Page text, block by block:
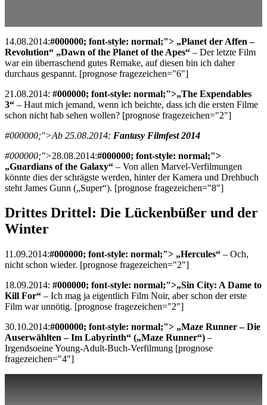
14.08.2014:#000000; font-style: normal;"> „Planet der Affen –
Revolution“ „Dawn of the Planet of the Apes“ – Der letzte Film
war ein überraschend gutes Remake, auf diesen bin ich daher
durchaus gespannt. [prognose fragezeichen="6"]
21.08.2014: #000000; font-style: normal;">„The Expendables
3“ – Haut mich jemand, wenn ich beichte, dass ich die ersten Filme
schon nicht hab sehen wollen? [prognose fragezeichen="2"]
#000000;">Ab 25.08.2014: Fantasy Filmfest 2014
#000000;">28.08.2014:#000000; font-style: normal;">
„Guardians of the Galaxy“ – Von allen Marvel-Verfilmungen
könnte dies der schrägste werden, hinter der Kamera und Drehbuch
steht James Gunn („Super“). [prognose fragezeichen="8"]
Drittes Drittel: Die Lückenbüßer und der
Winter
11.09.2014:#000000; font-style: normal;"> „Hercules“ – Och,
nicht schon wieder. [prognose fragezeichen="2"]
18.09.2014: #000000; font-style: normal;">„Sin City: A Dame to
Kill For“ – Ich mag ja eigentlich Film Noir, aber schon der erste
Film war unnötig. [prognose fragezeichen="2"]
30.10.2014:#000000; font-style: normal;"> „Maze Runner – Die
Auserwählten – Im Labyrinth“ („Maze Runner“) –
Irgendsoeine Young-Adult-Buch-Verfilmung [prognose
fragezeichen="4"]